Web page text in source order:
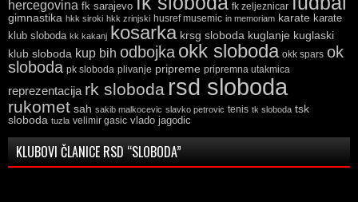
hercegovina fk sarajevo fk zeljeznicar
gimnastika hkk siroki hkk zrinjski husref musemic in memoriam karate karate
klub sloboda kk kakanj kosarka krsg sloboda kuglanje kuglaski
klub sloboda kup bih odbojka okk sloboda okk spars ok
sloboda pk sloboda plivanje pripreme pripremna utakmica
reprezentacija rk sloboda rsd sloboda
rukomet sah sakib malkocevic slavko petrovic tenis tk sloboda tsk
sloboda tuzla velimir gasic vlado jagodic
KLUBOVI ČLANICE RSD “SLOBODA”